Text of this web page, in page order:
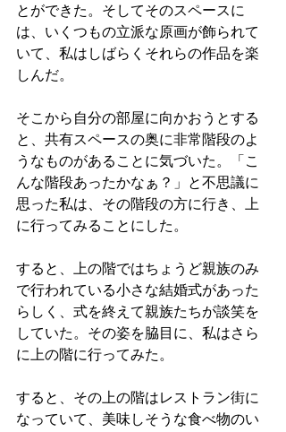
とができた。そしてそのスペースに
は、いくつもの立派な原画が飾られて
いて、私はしばらくそれらの作品を楽
しんだ。
そこから自分の部屋に向かおうとする
と、共有スペースの奥に非常階段のよ
うなものがあることに気づいた。「こ
んな階段あったかなぁ？」と不思議に
思った私は、その階段の方に行き、上
に行ってみることにした。
すると、上の階ではちょうど親族のみ
で行われている小さな結婚式があった
らしく、式を終えて親族たちが談笑を
していた。その姿を脇目に、私はさら
に上の階に行ってみた。
すると、その上の階はレストラン街に
なっていて、美味しそうな食べ物のい